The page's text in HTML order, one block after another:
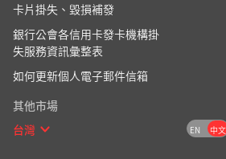
卡片掛失、毀損補發
銀行公會各信用卡發卡機構掛
失服務資訊彙整表
如何更新個人電子郵件信箱
其他市場
台灣
EN 中文